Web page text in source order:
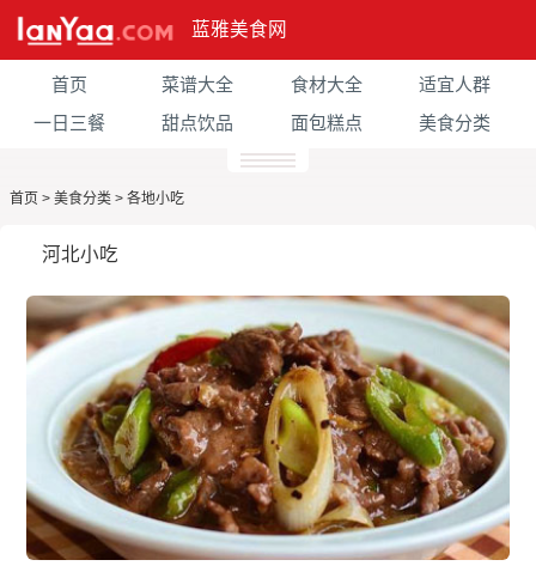
蓝雅美食网
首页 菜谱大全 食材大全
适宜人群
一日三餐
甜点饮品 面包糕点 美食分类
首页 > 美食分类 > 各地小吃
河北小吃